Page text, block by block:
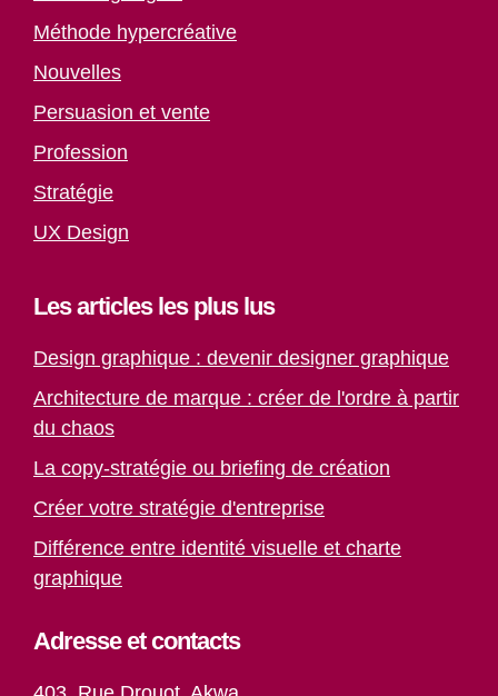
Méthode hypercréative
Nouvelles
Persuasion et vente
Profession
Stratégie
UX Design
Les articles les plus lus
Design graphique : devenir designer graphique
Architecture de marque : créer de l'ordre à partir
du chaos
La copy-stratégie ou briefing de création
Créer votre stratégie d'entreprise
Différence entre identité visuelle et charte
graphique
Adresse et contacts